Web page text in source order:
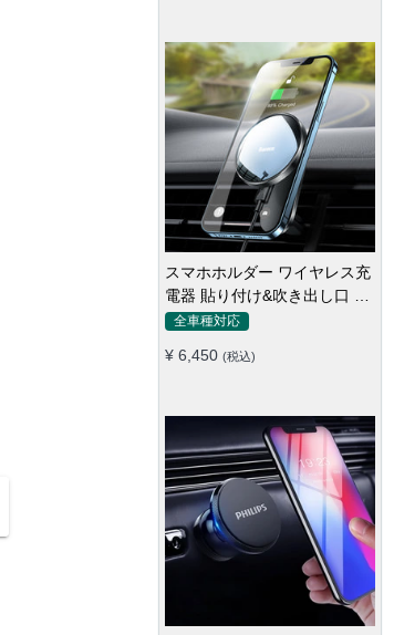
スマホホルダー ワイヤレス充
電器 貼り付け&吹き出し口 マ
グネット式 magsafe 全機種
全車種対応
¥ 6,450 (税込)